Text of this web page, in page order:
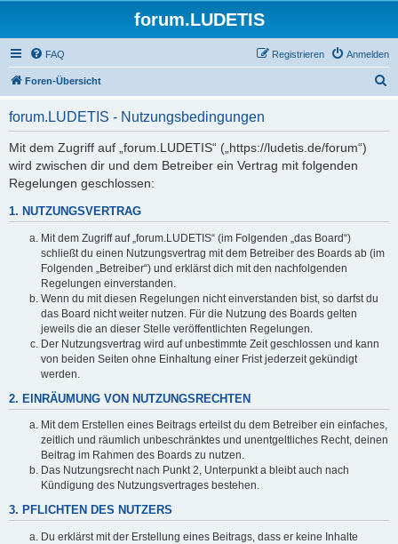
forum.LUDETIS
FAQ Anmelden
Registrieren
Foren-Übersicht
forum.LUDETIS - Nutzungsbedingungen
Mit dem Zugriff auf „forum.LUDETIS“ („https://ludetis.de/forum“)
wird zwischen dir und dem Betreiber ein Vertrag mit folgenden
Regelungen geschlossen:
1. NUTZUNGSVERTRAG
Mit dem Zugriff auf „forum.LUDETIS“ (im Folgenden „das Board“)
schließt du einen Nutzungsvertrag mit dem Betreiber des Boards ab (im
Folgenden „Betreiber“) und erklärst dich mit den nachfolgenden
Regelungen einverstanden.
Wenn du mit diesen Regelungen nicht einverstanden bist, so darfst du
das Board nicht weiter nutzen. Für die Nutzung des Boards gelten
jeweils die an dieser Stelle veröffentlichten Regelungen.
Der Nutzungsvertrag wird auf unbestimmte Zeit geschlossen und kann
von beiden Seiten ohne Einhaltung einer Frist jederzeit gekündigt
werden.
2. EINRÄUMUNG VON NUTZUNGSRECHTEN
Mit dem Erstellen eines Beitrags erteilst du dem Betreiber ein einfaches,
zeitlich und räumlich unbeschränktes und unentgeltliches Recht, deinen
Beitrag im Rahmen des Boards zu nutzen.
Das Nutzungsrecht nach Punkt 2, Unterpunkt a bleibt auch nach
Kündigung des Nutzungsvertrages bestehen.
3. PFLICHTEN DES NUTZERS
Du erklärst mit der Erstellung eines Beitrags, dass er keine Inhalte